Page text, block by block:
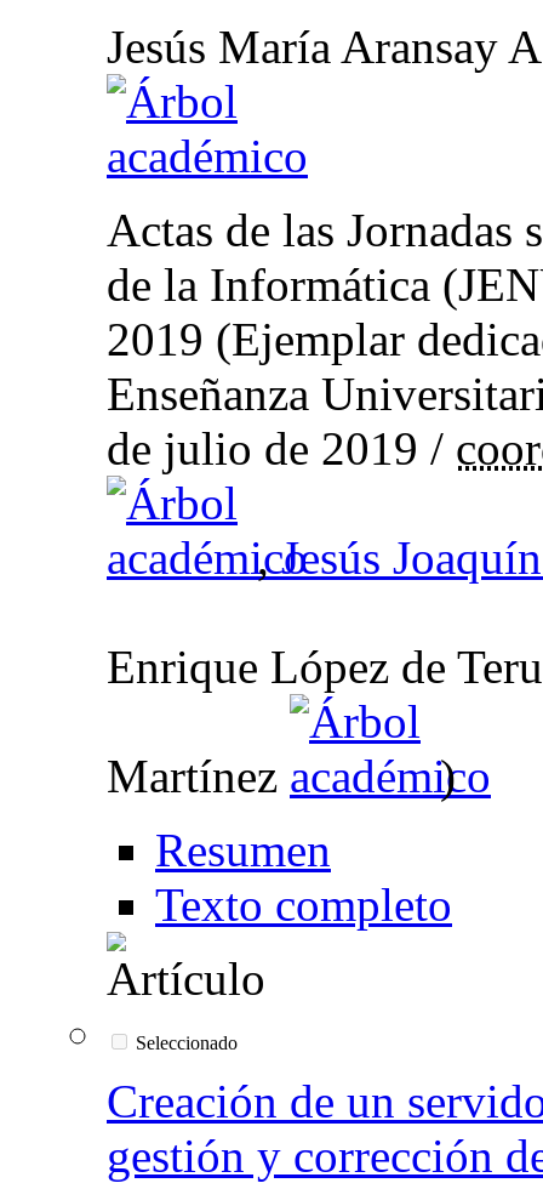
Jesús María Aransay
Actas de las Jornadas
de la Informática
2019 (Ejemplar
Enseñanza
de julio de 2019 /
,Jesús
Enrique López de
Martínez
)
Resumen
Texto completo
Seleccionado
Creación de un
gestión y corrección